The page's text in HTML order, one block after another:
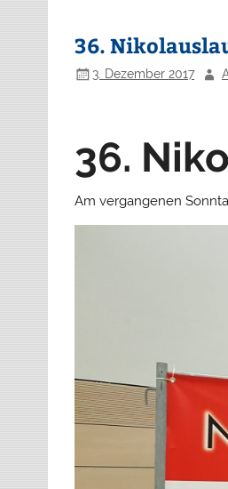
36.
3. Dezember 2017
36.
Am vergangenen